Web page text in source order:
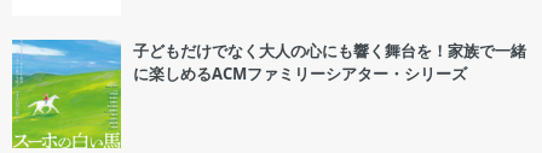
子どもだけでなく大人の心にも響く舞台を！家族で一緒
に楽しめるACMファミリーシアター・シリーズ